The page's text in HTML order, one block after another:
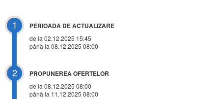
1 PERIOADA DE ACTUALIZARE
de la 02.12.2025 15:45
până la 08.12.2025 08:00
2 PROPUNEREA OFERTELOR
de la 08.12.2025 08:00
până la 11.12.2025 08:00